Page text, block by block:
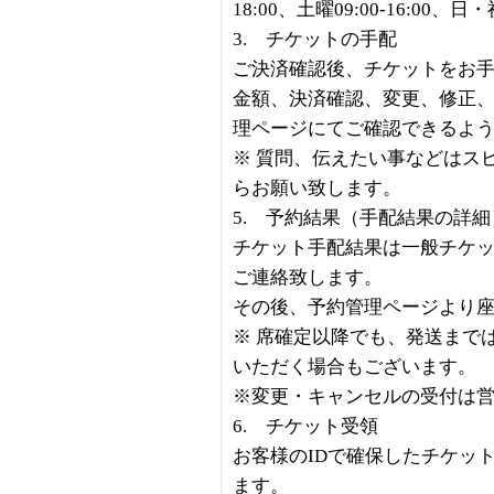
18:00、土曜09:00-16:00、日
3. チケットの手配
ご決済確認後、チケットをお
金額、決済確認、変更、修正
理ページにてご確認できるよ
※ 質問、伝えたい事などはス
らお願い致します。
5. 予約結果（手配結果の詳細
チケット手配結果は一般チケ
ご連絡致します。
その後、予約管理ページより
※ 席確定以降でも、発送まで
いただく場合もございます。
※変更・キャンセルの受付は
6. チケット受領
お客様のIDで確保したチケッ
ます。